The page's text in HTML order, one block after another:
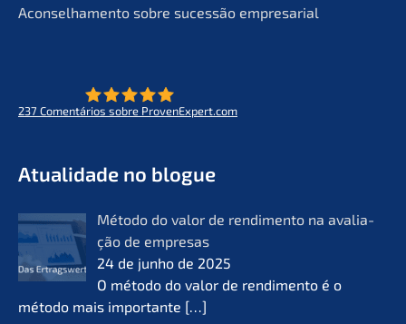
Aconsel­ha­men­to sobre suces­são empresarial
237 Comen­tá­ri­os sobre ProvenExpert.com
Atual­i­da­de no blogue
Método do valor de rendi­men­to na avalia­
ção de empre­sas
24 de junho de 2025
O método do valor de rendi­men­to é o
método mais importan­te […]